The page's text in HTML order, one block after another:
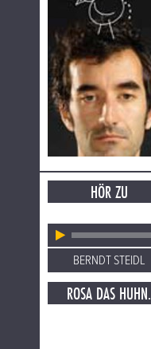
HÖR ZU
BERNDT STEIDL
ROSA DAS HUHN.